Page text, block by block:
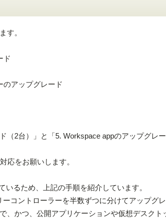
す。
ド
のアップグレード
2台）」と「5. Workspace appのアップグレー
応をお願いします。
るため、上記の手順を紹介しています。
ーコントローラーを半数ずつに分けてアップグ
、かつ、公開アプリケーションや仮想デスクト